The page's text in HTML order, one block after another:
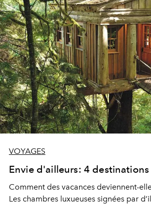
VOYAGES
Envie d'ailleurs: 4
Comment des vacances deviennent-
Les chambres luxueuses signées par